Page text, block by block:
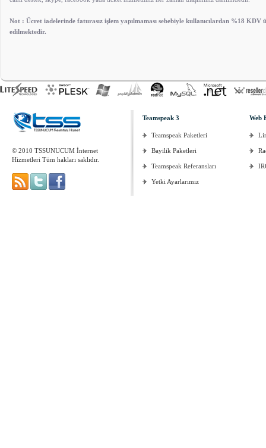
Not : Ücret iadelerinde faturasız işlem yapılmaması sebebiyle kullanıcılardan %18
edilmektedir.
© 2010 TSSUNUCUM İnternet
Hizmetleri Tüm hakları saklıdır.
Teamspeak 3
Teamspeak Paketleri
Bayilik Paketleri
Teamspeak Referansları
Yetki Ayarlarımız
Web